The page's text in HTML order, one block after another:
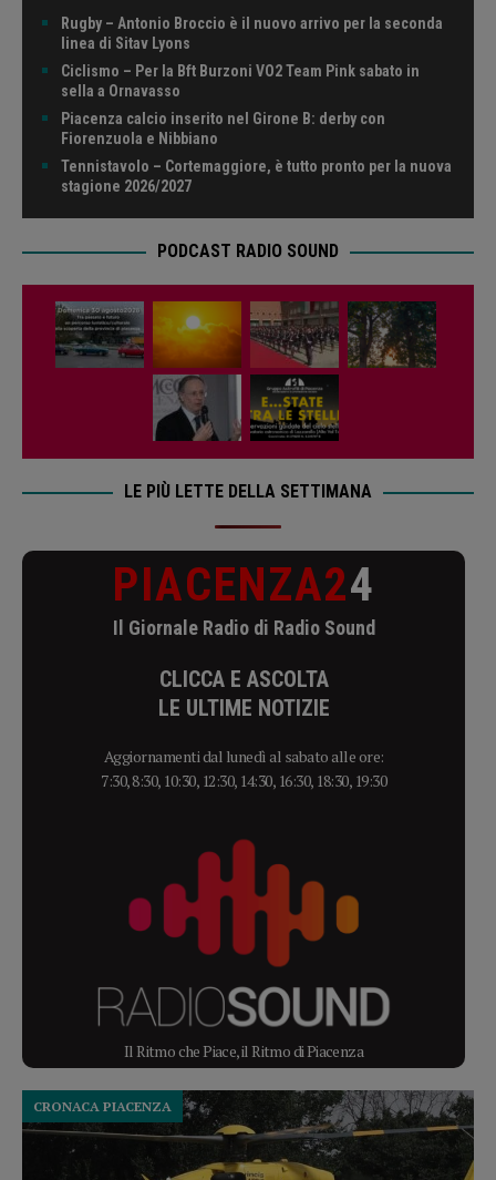
Rugby – Antonio Broccio è il nuovo arrivo per la seconda
linea di Sitav Lyons
Ciclismo – Per la Bft Burzoni VO2 Team Pink sabato in
sella a Ornavasso
Piacenza calcio inserito nel Girone B: derby con
Fiorenzuola e Nibbiano
Tennistavolo – Cortemaggiore, è tutto pronto per la nuova
stagione 2026/2027
PODCAST RADIO SOUND
LE PIÙ LETTE DELLA SETTIMANA
PIACENZA24
Il Giornale Radio di Radio Sound
CLICCA E ASCOLTA
LE ULTIME NOTIZIE
Aggiornamenti dal lunedì al sabato alle ore:
7:30, 8:30, 10:30, 12:30, 14:30, 16:30, 18:30, 19:30
Il Ritmo che Piace, il Ritmo di Piacenza
CRONACA PIACENZA